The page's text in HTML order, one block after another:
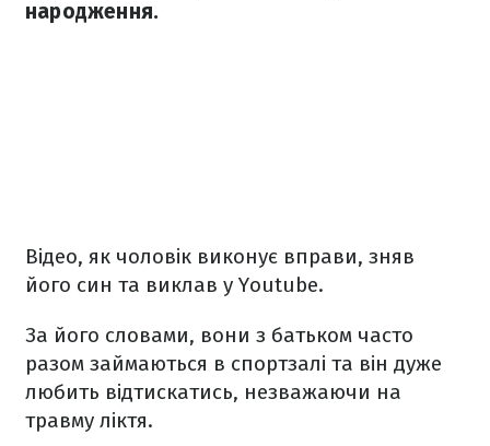
народження.
Відео, як чоловік виконує вправи, зняв
його син та виклав у Youtube.
За його словами, вони з батьком часто
разом займаються в спортзалі та він дуже
любить відтискатись, незважаючи на
травму ліктя.